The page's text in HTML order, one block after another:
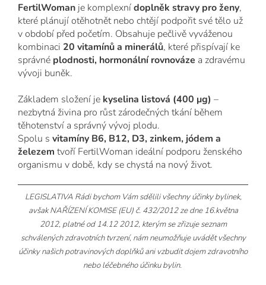
FertilWoman je komplexnídoplněk stravy pro ženy,
které plánují otěhotnět nebo chtějí podpořit své tělo už
v období před početím. Obsahuje pečlivě vyváženou
kombinaci 20 vitamínů a minerálů, které přispívají ke
správné plodnosti, hormonální rovnováze a zdravému
vývoji buněk.
Základem složení je kyselina listová (400 μg) –
nezbytná živina pro růst zárodečných tkání během
těhotenství a správný vývoj plodu.
Spolu s vitamíny B6, B12, D3, zinkem, jódem a
železem tvoří FertilWoman ideální podporu ženského
organismu v době, kdy se chystá na nový život.
LEGISLATIVA Rádi bychom Vám sdělili všechny účinky bylinek,
avšak NAŘÍZENÍ KOMISE (EU) č. 432/2012 ze dne 16.května
2012, platné od 14.12 2012, kterým se zřizuje seznam
schválených zdravotních tvrzení, nám neumožňuje uvádět všechny
účinky našich potravinových doplňků ani vzbudit dojem zdravotního
nebo léčebného účinku bylin.